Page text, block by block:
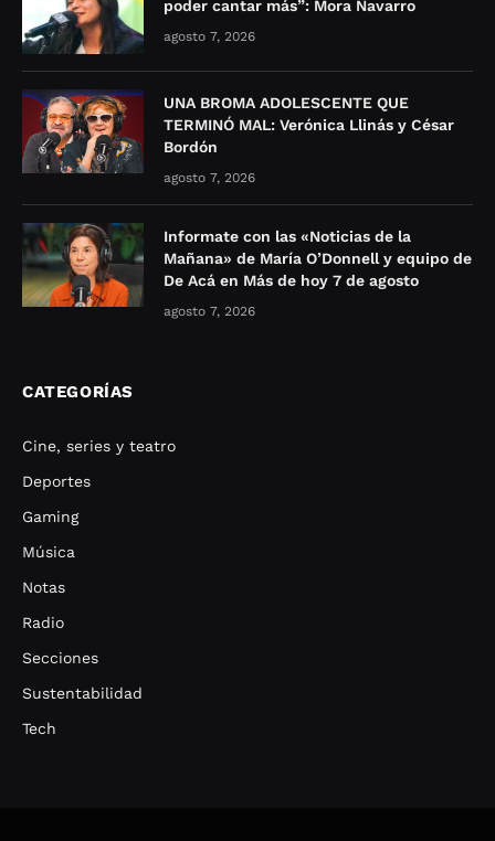
poder cantar más”: Mora Navarro
agosto 7, 2026
UNA BROMA ADOLESCENTE QUE
TERMINÓ MAL: Verónica Llinás y César
Bordón
agosto 7, 2026
Informate con las «Noticias de la
Mañana» de María O’Donnell y equipo de
De Acá en Más de hoy 7 de agosto
agosto 7, 2026
CATEGORÍAS
Cine, series y teatro
Deportes
Gaming
Música
Notas
Radio
Secciones
Sustentabilidad
Tech